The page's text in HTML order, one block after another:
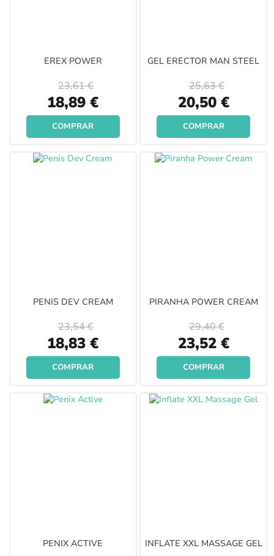
EREX POWER
Special
Price
18,89 €
23,61 €
COMPRAR
GEL ERECTOR MAN STEEL
Special
Price
20,50 €
25,63 €
COMPRAR
PENIS DEV CREAM
Special
Price
18,83 €
23,54 €
COMPRAR
PIRANHA POWER CREAM
Special
Price
23,52 €
29,40 €
COMPRAR
PENIX ACTIVE INFLATE XXL MASSAGE GEL